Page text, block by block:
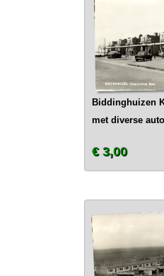
Biddinghuizen
met diverse
€ 3,00